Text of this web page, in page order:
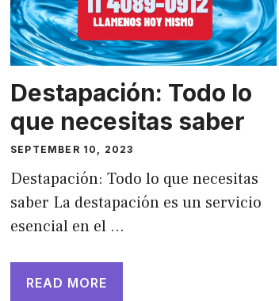
Destapación: Todo lo
que necesitas saber
SEPTEMBER 10, 2023
Destapación: Todo lo que necesitas
saber La destapación es un servicio
esencial en el …
READ MORE